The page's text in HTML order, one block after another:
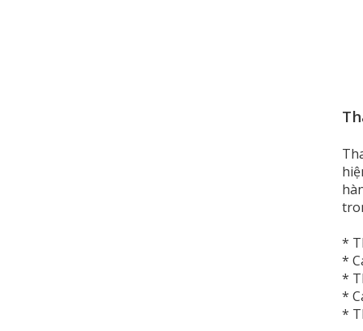
*
*
*
*
*